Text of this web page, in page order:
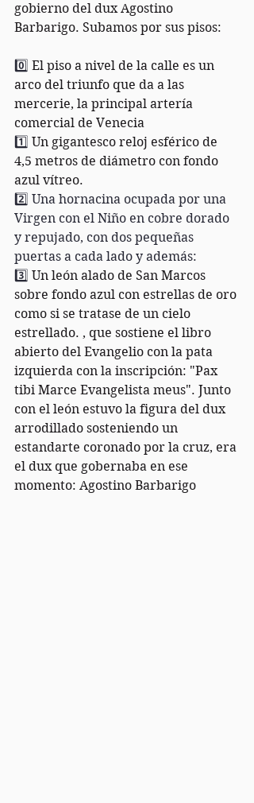
gobierno del dux Agostino
Barbarigo. Subamos por sus pisos:
0️⃣ El piso a nivel de la calle es un
arco del triunfo que da a las
mercerie, la principal artería
comercial de Venecia
1️⃣ Un gigantesco reloj esférico de
4,5 metros de diámetro con fondo
azul vítreo.
2️⃣ Una hornacina ocupada por una
Virgen con el Niño en cobre dorado
y repujado, con dos pequeñas
puertas a cada lado y además:
3️⃣ Un león alado de San Marcos
sobre fondo azul con estrellas de oro
como si se tratase de un cielo
estrellado. , que sostiene el libro
abierto del Evangelio con la pata
izquierda con la inscripción: "Pax
tibi Marce Evangelista meus". Junto
con el león estuvo la figura del dux
arrodillado sosteniendo un
estandarte coronado por la cruz, era
el dux que gobernaba en ese
momento: Agostino Barbarigo